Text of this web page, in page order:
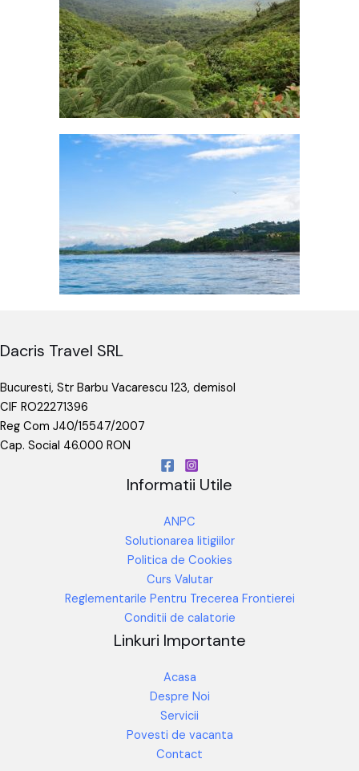
Dacris Travel SRL
Bucuresti, Str Barbu Vacarescu 123, demisol
CIF RO22271396
Reg Com J40/15547/2007
Cap. Social 46.000 RON
Informatii Utile
ANPC
Solutionarea litigiilor
Politica de Cookies
Curs Valutar
Reglementarile Pentru Trecerea Frontierei
Conditii de calatorie
Linkuri Importante
Acasa
Despre Noi
Servicii
Povesti de vacanta
Contact